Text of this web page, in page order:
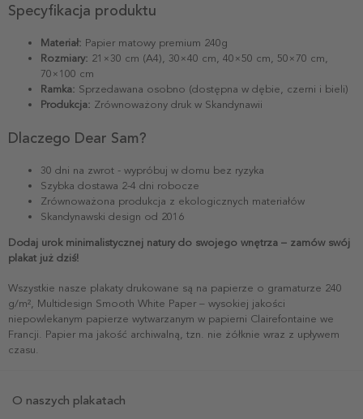
Specyfikacja produktu
Materiał: Papier matowy premium 240g
Rozmiary: 21×30 cm (A4), 30×40 cm, 40×50 cm, 50×70 cm,
70×100 cm
Ramka: Sprzedawana osobno (dostępna w dębie, czerni i bieli)
Produkcja: Zrównoważony druk w Skandynawii
Dlaczego Dear Sam?
30 dni na zwrot - wypróbuj w domu bez ryzyka
Szybka dostawa 2-4 dni robocze
Zrównoważona produkcja z ekologicznych materiałów
Skandynawski design od 2016
Dodaj urok minimalistycznej natury do swojego wnętrza – zamów swój
plakat już dziś!
Wszystkie nasze plakaty drukowane są na papierze o gramaturze 240
g/m², Multidesign Smooth White Paper – wysokiej jakości
niepowlekanym papierze wytwarzanym w papierni Clairefontaine we
Francji. Papier ma jakość archiwalną, tzn. nie żółknie wraz z upływem
czasu.
O naszych plakatach